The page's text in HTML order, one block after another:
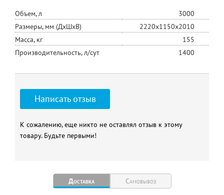
Объем, л
3000
Размеры, мм (ДхШхВ)
2220х1150х2010
Масса, кг
155
Производительность, л/сут
1400
Написать отзыв
К сожалению, еще никто не оставлял отзыв к этому
товару. Будьте первыми!
Доставка Самовывоз